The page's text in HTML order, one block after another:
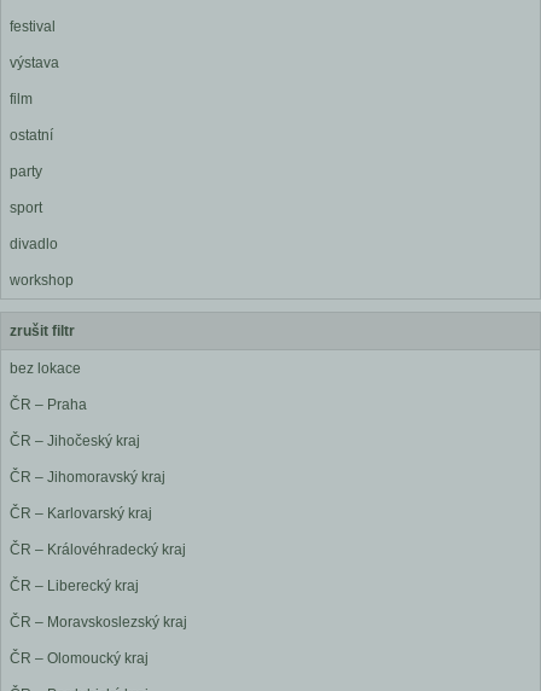
festival
výstava
film
ostatní
party
sport
divadlo
workshop
zrušit filtr
bez lokace
ČR – Praha
ČR – Jihočeský kraj
ČR – Jihomoravský kraj
ČR – Karlovarský kraj
ČR – Královéhradecký kraj
ČR – Liberecký kraj
ČR – Moravskoslezský kraj
ČR – Olomoucký kraj